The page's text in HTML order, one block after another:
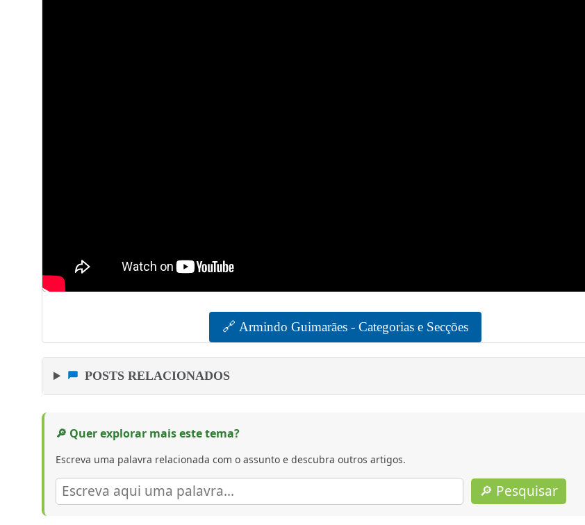
🔗 Armindo Guimarães - Categorias e Secções
POSTS RELACIONADOS
🔎 Quer explorar mais este tema?
Escreva uma palavra relacionada com o assunto e descubra outros artigos.
🔎 Pesquisar